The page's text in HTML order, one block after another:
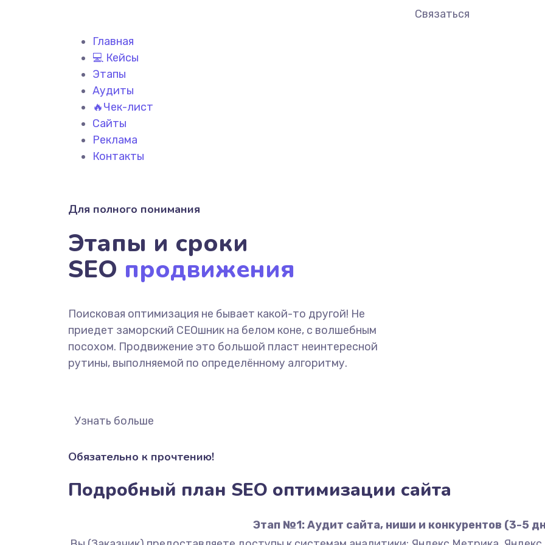
Главная
💻 Кейсы
Этапы
Аудиты
🔥Чек-лист
Сайты
Реклама
Контакты
Связаться
Для полного понимания
Этапы и сроки
SEO продвижения
Поисковая оптимизация не бывает какой-то другой! Не
приедет заморский СЕОшник на белом коне, с волшебным
посохом. Продвижение это большой пласт неинтересной
рутины, выполняемой по определённому алгоритму.
Узнать больше
Обязательно к прочтению!
Подробный план SEO оптимизации сайта
Этап №1: Аудит сайта, ниши и конкурентов (3-5